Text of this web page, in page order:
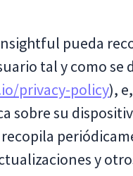
pueda
tal y como se
privacy-policy),
sobre su
y